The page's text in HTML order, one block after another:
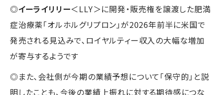
◎イーライリリー＜LLY＞に開発・販売権を譲渡した肥満
症治療薬「オルホルグリプロン」が2026年前半に米国で
発売される見込みで、ロイヤルティー収入の大幅な増加
が寄与するようです
◎また、会社側が今期の業績予想について「保守的」と説
明したことも、今後の業績上振れに対する期待感につな